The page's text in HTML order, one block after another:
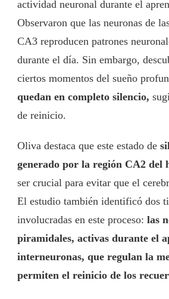
actividad neuronal durante el
Observaron que las neuronas de
CA3 reproducen patrones
durante el día. Sin embargo,
ciertos momentos del sueño
quedan en completo silencio,
de reinicio.
Oliva destaca que este estado de
generado por la región CA2 del
ser crucial para evitar que el
El estudio también identificó dos
involucradas en este proceso: las
piramidales, activas durante el
interneuronas, que regulan la
permiten el reinicio de los